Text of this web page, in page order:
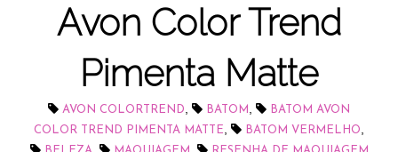
Avon Color Trend
Pimenta Matte
AVON COLORTREND, BATOM ,
BATOM AVON
COLOR TREND PIMENTA MATTE, BATOM VERMELHO,